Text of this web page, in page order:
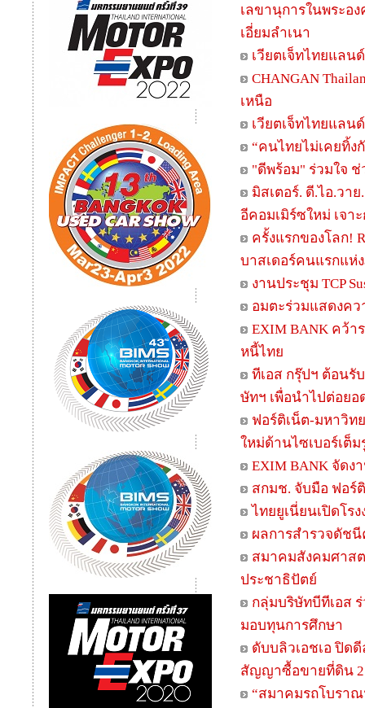
เลขานุการในพระอ
เอี่ยมลำเนา
เวียตเจ็ทไทยแลน
CHANGAN
เหนือ
เวียตเจ็ทไทยแลน
“คนไทยไม่เคยทิ้ง
"ดีพร้อม" ร่วมใจ
มิสเตอร์. ดี.ไอ.วา
อีคอมเมิร์ซใหม่ เจา
ครั้งแรกของโลก!
บาสเดอร์คนแรกแห่
งานประชุม TCP
อมตะร่วมแสดงคว
EXIM BANK คว้า
หนี้ไทย
ทีเอส กรุ๊ปฯ ต้อนรั
ษัทฯ เพื่อนำไปต่อย
ฟอร์ติเน็ต-มหาวิท
ใหม่ด้านไซเบอร์เต็
EXIM BANK จัดง
สกมช. จับมือ ฟอร์
ไทยยูเนี่ยนเปิดโร
ผลการสำรวจดัชนี
สมาคมสังคมศาสต
ประชาธิปัตย์
กลุ่มบริษัทบีทีเอส
มอบทุนการศึกษา
ดับบลิวเอชเอ ปิด
สัญญาซื้อขายที่ดิน
“สมาคมรถโบราณ